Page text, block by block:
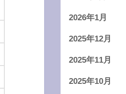
2026年1月
2025年12月
2025年11月
2025年10月